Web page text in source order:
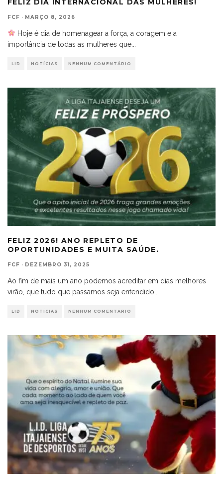
FCF · MARÇO 8, 2026
Hoje é dia de homenagear a força, a coragem e a
importância de todas as mulheres que
LID NOTÍCIAS NENHUM COMENTÁRIO
FELIZ 2026! ANO REPLETO DE
OPORTUNIDADES E MUITA SAÚDE.
FCF · DEZEMBRO 31, 2025
Ao fim de mais um ano podemos acreditar em dias melhores
virão, que tudo que passamos seja entendido...
LID NOTÍCIAS NENHUM COMENTÁRIO